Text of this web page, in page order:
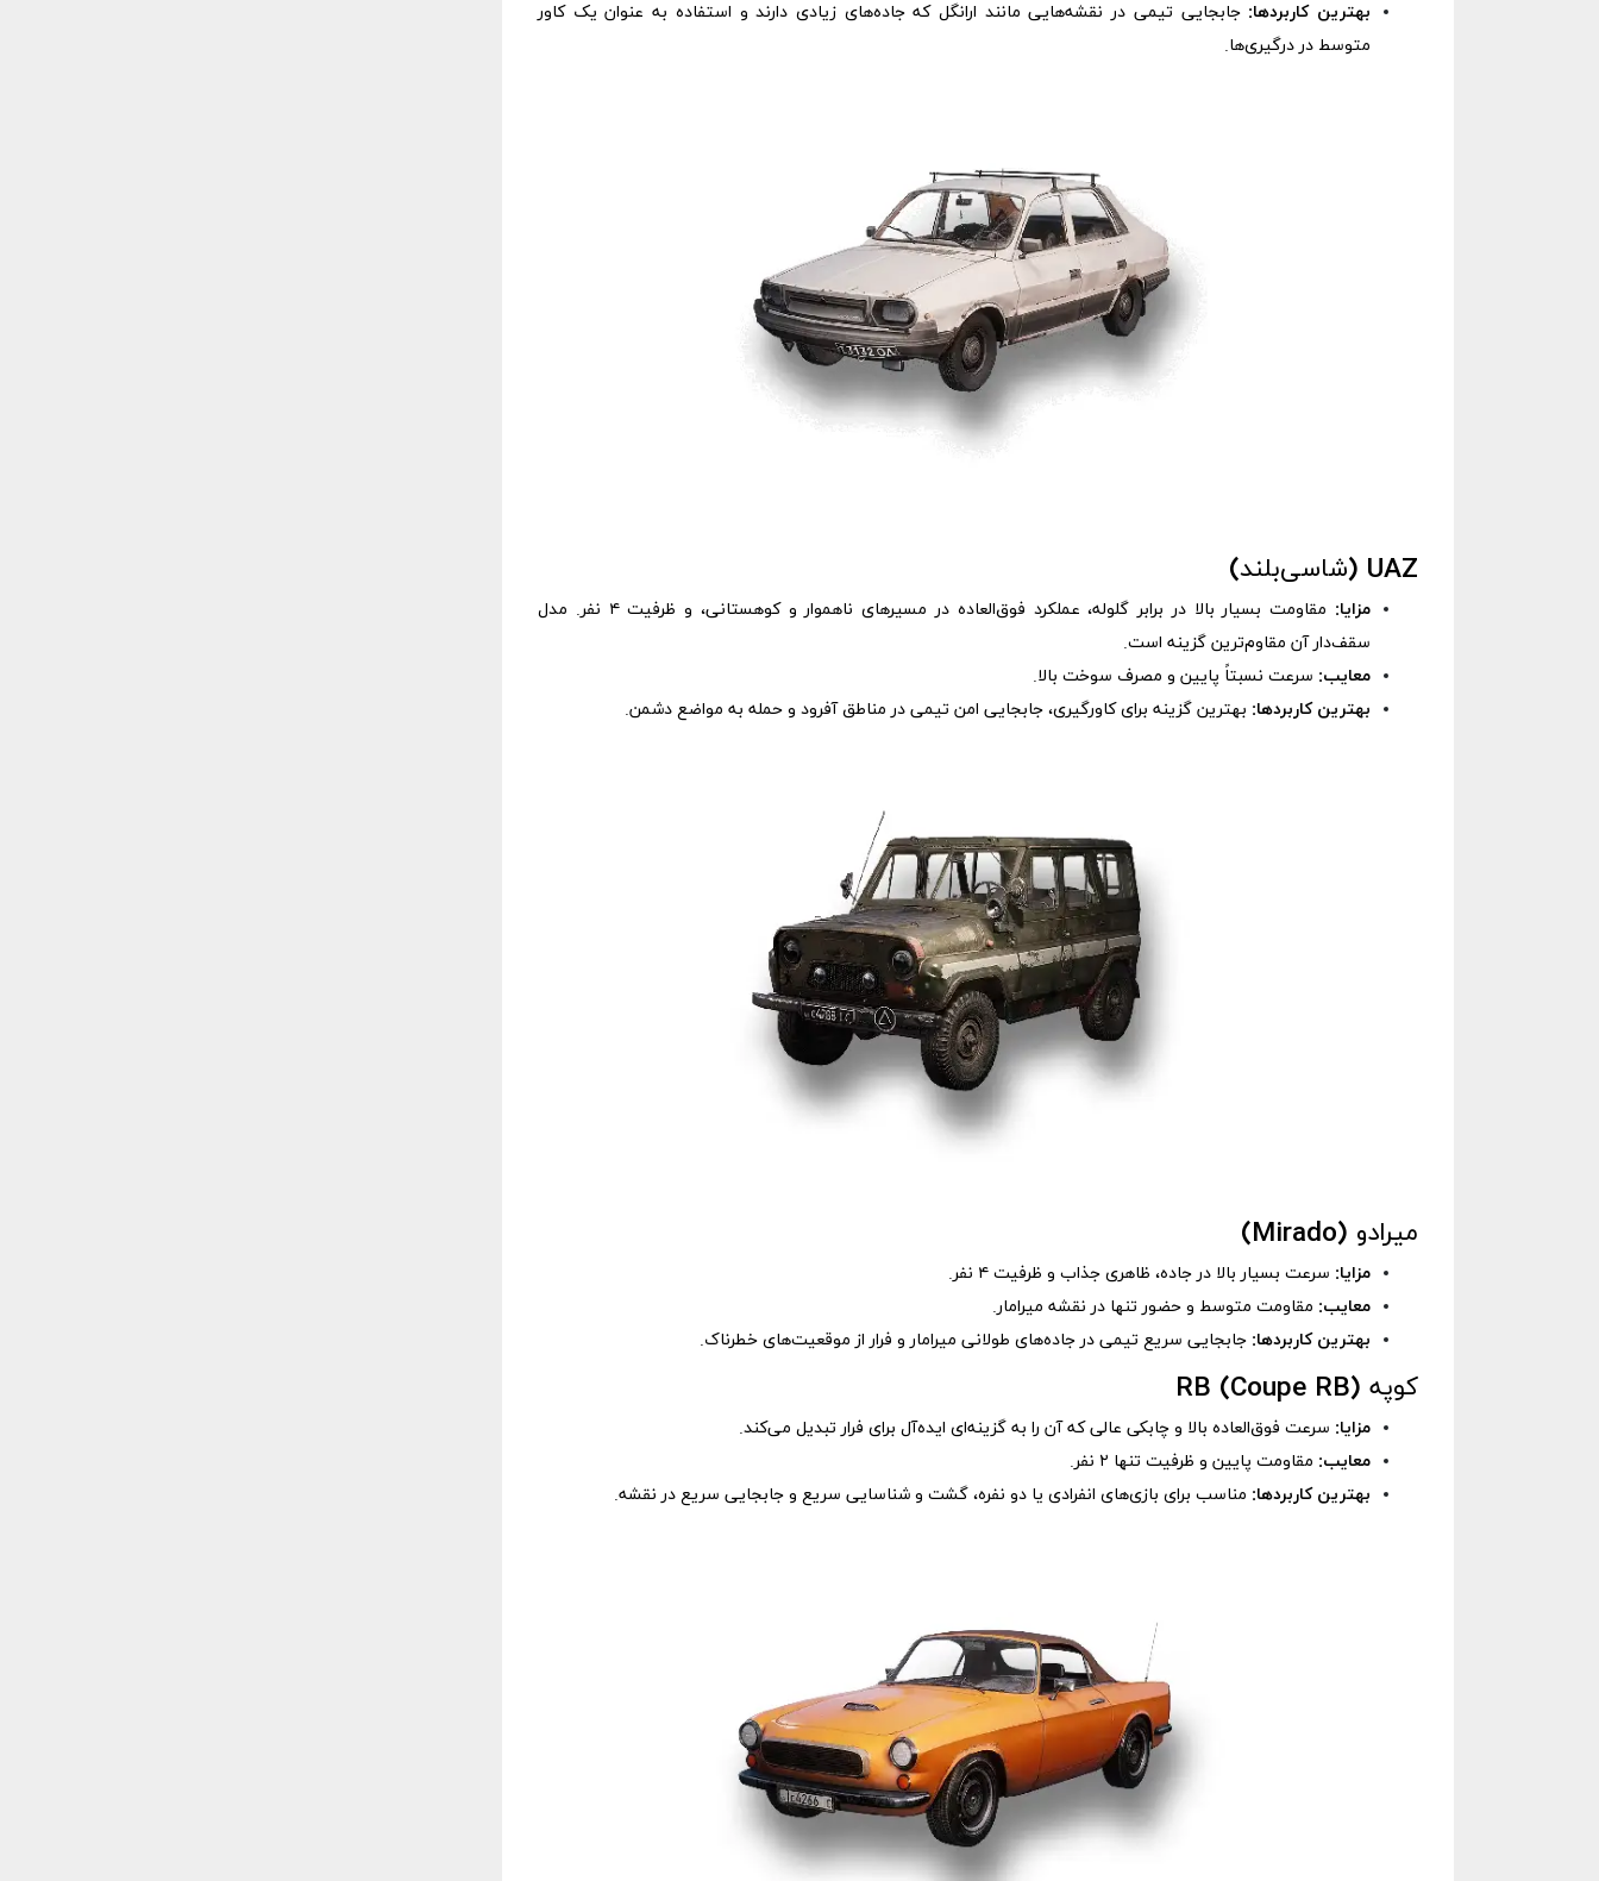
بهترین کاربردها: جابجایی تیمی در نقشه‌هایی مانند ارانگل که جاده‌های زیادی دارند و استفاده به عنوان یک کاور
متوسط در درگیری‌ها.
UAZ (شاسی‌بلند)
مزایا:
مقاومت بسیار بالا در برابر گلوله، عملکرد فوق‌العاده در مسیرهای ناهموار و کوهستانی، و ظرفیت ۴ نفر. مدل
سقف‌دار آن مقاوم‌ترین گزینه است.
معایب: سرعت نسبتاً پایین و مصرف سوخت بالا.
بهترین کاربردها: بهترین گزینه برای کاورگیری، جابجایی امن تیمی در مناطق آفرود و حمله به مواضع دشمن.
میرادو (Mirado)
مزایا: سرعت بسیار بالا در جاده، ظاهری جذاب و ظرفیت ۴ نفر.
معایب: مقاومت متوسط و حضور تنها در نقشه میرامار.
بهترین کاربردها: جابجایی سریع تیمی در جاده‌های طولانی میرامار و فرار از موقعیت‌های خطرناک.
کوپه RB (Coupe RB)
مزایا: سرعت فوق‌العاده بالا و چابکی عالی که آن را به گزینه‌ای ایده‌آل برای فرار تبدیل می‌کند.
معایب: مقاومت پایین و ظرفیت تنها ۲ نفر.
بهترین کاربردها: مناسب برای بازی‌های انفرادی یا دو نفره، گشت و شناسایی سریع و جابجایی سریع در نقشه.